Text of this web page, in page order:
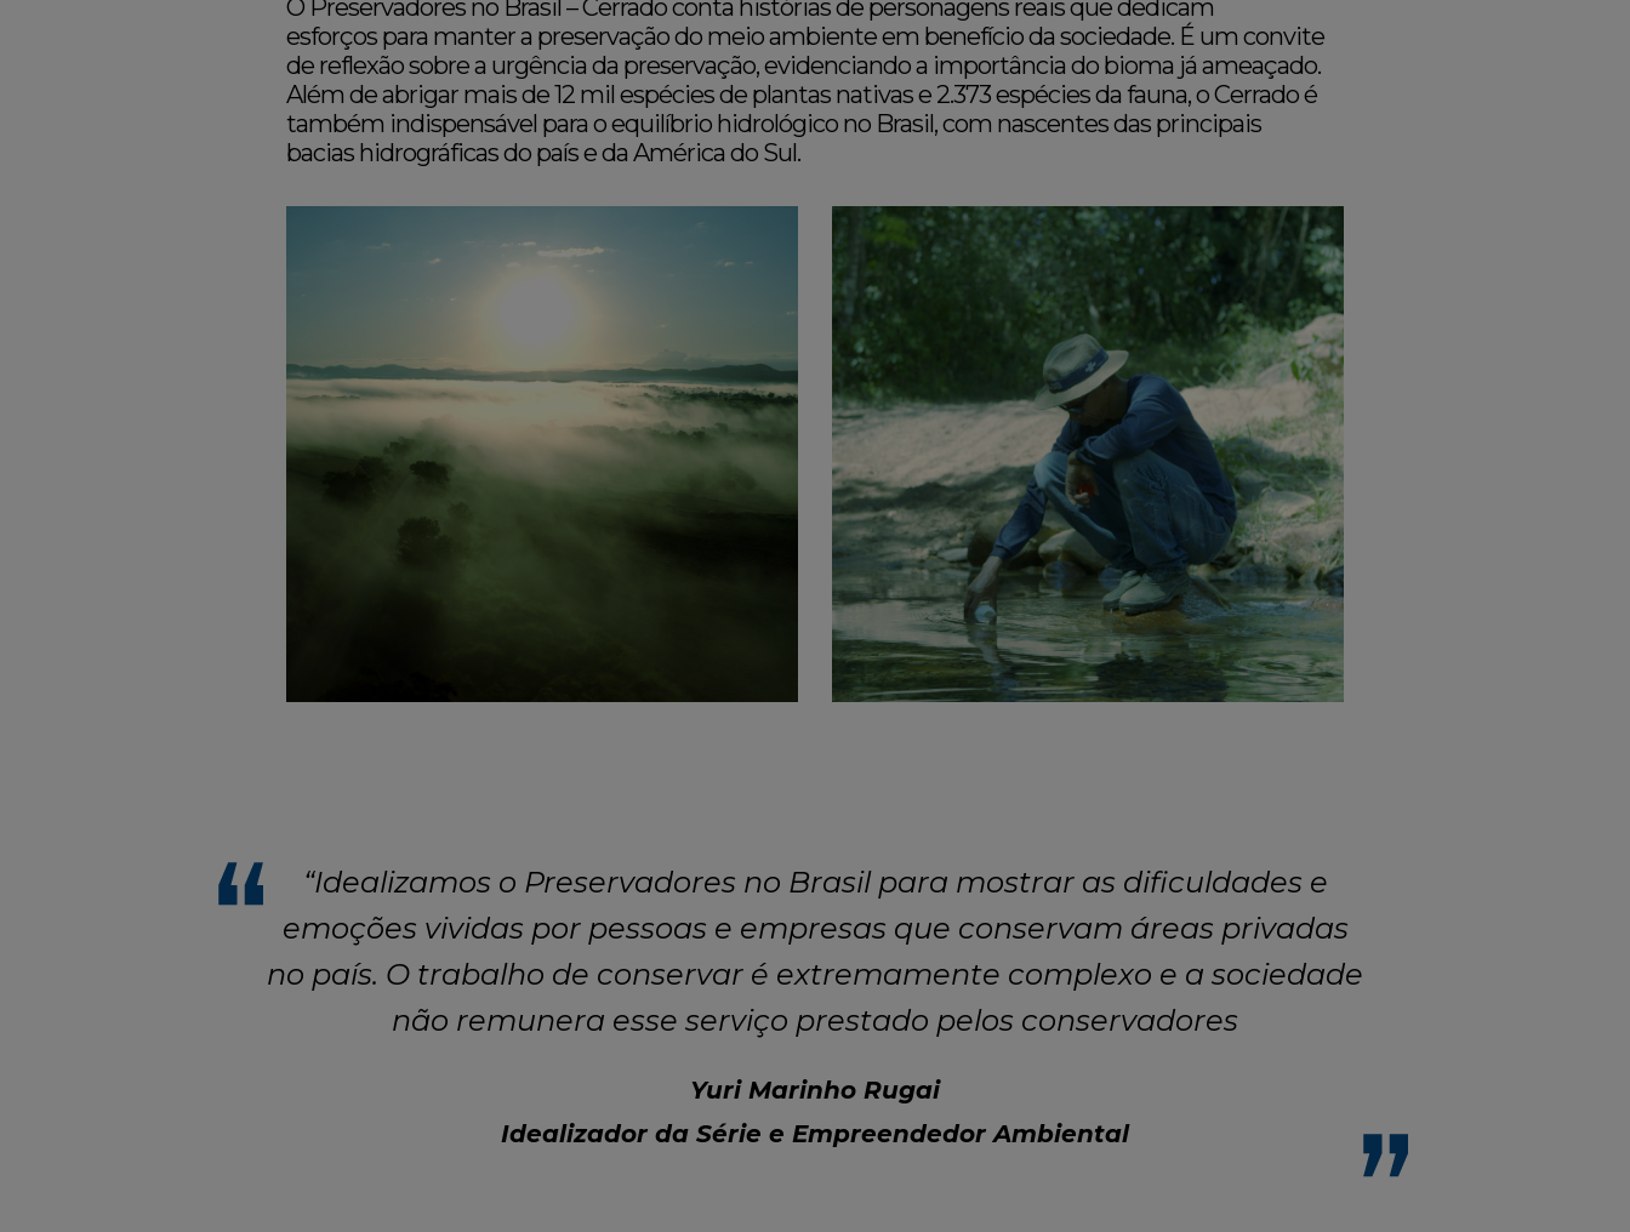
O Preservadores no Brasil – Cerrado conta histórias de personagens reais que dedicam
esforços para manter a preservação do meio ambiente em benefício da sociedade. É um convite
de reflexão sobre a urgência da preservação, evidenciando a importância do bioma já ameaçado.
Além de abrigar mais de 12 mil espécies de plantas nativas e 2.373 espécies da fauna, o Cerrado é
também indispensável para o equilíbrio hidrológico no Brasil, com nascentes das principais
bacias hidrográficas do país e da América do Sul.
“Idealizamos o Preservadores no Brasil para mostrar as dificuldades e
emoções vividas por pessoas e empresas que conservam áreas privadas
no país. O trabalho de conservar é extremamente complexo e a sociedade
não remunera esse serviço prestado pelos conservadores
Yuri Marinho Rugai
Idealizador da Série e Empreendedor Ambiental